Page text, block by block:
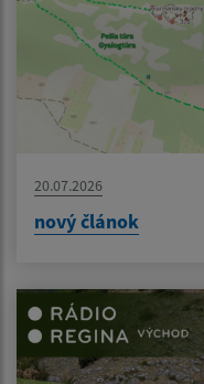
20.07.2026
nový článok